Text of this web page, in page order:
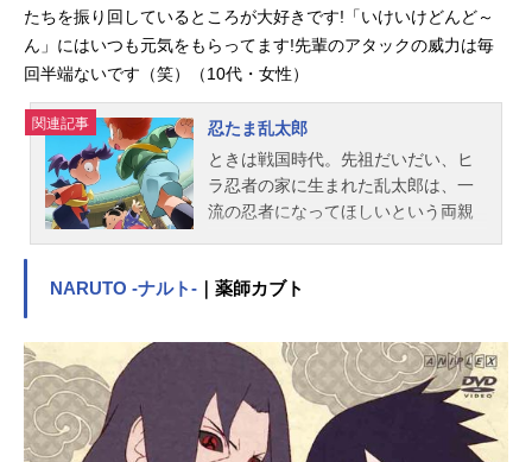
たちを振り回しているところが大好きです!「いけいけどんど～
ん」にはいつも元気をもらってます!先輩のアタックの威力は毎
回半端ないです（笑）（10代・女性）
関連記事
忍たま乱太郎
ときは戦国時代。先祖だいだい、ヒ
ラ忍者の家に生まれた乱太郎は、一
流の忍者になってほしいという両親
んべヱや、いくさで親をなくしなが
た。忍術学園のせいとは忍者のたま
ご、「忍たま」とよばれる。忍術学
園には、ナゾの天才忍者だった学園
長をはじめ、ユニークな先生や上級
生、ちょっと手ごわい「くの一教
NARUTO -ナルト- ｜薬師カブト